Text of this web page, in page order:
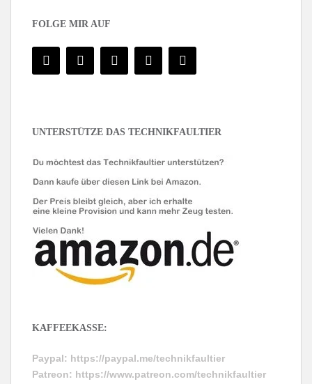
FOLGE MIR AUF
UNTERSTÜTZE DAS TECHNIKFAULTIER
KAFFEEKASSE:
Paypal: https://paypal.me/technikfaultier
Patreon: https://www.patreon.com/technikfaultier